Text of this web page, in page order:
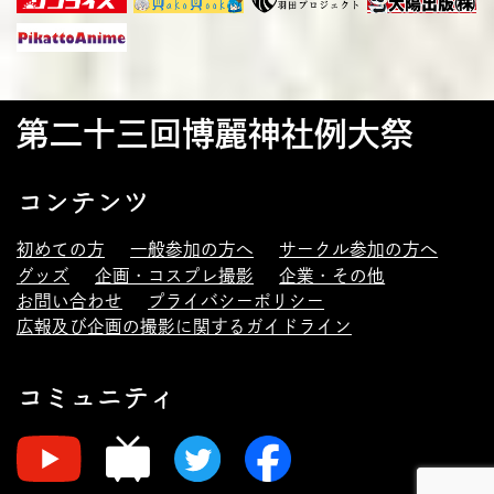
第二十三回博麗神社例大祭
コンテンツ
初めての方 一般参加の方へ
サークル参加の方へ
グッズ
企画・コスプレ撮影
企業・その他
お問い合わせ
プライバシーポリシー
広報及び企画の撮影に関するガイドライン
コミュニティ